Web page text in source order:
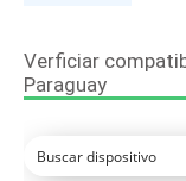
Verficiar
Paraguay